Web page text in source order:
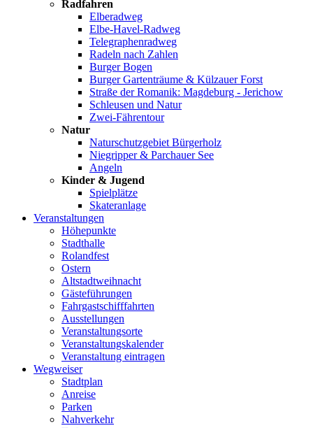
Radfahren
Elberadweg
Elbe-Havel-Radweg
Telegraphenradweg
Radeln nach Zahlen
Burger Bogen
Burger Gartenträume & Külzauer Forst
Straße der Romanik: Magdeburg - Jerichow
Schleusen und Natur
Zwei-Fährentour
Natur
Naturschutzgebiet Bürgerholz
Niegripper & Parchauer See
Angeln
Kinder & Jugend
Spielplätze
Skateranlage
Veranstaltungen
Höhepunkte
Stadthalle
Rolandfest
Ostern
Altstadtweihnacht
Gästeführungen
Fahrgastschifffahrten
Ausstellungen
Veranstaltungsorte
Veranstaltungskalender
Veranstaltung eintragen
Wegweiser
Stadtplan
Anreise
Parken
Nahverkehr